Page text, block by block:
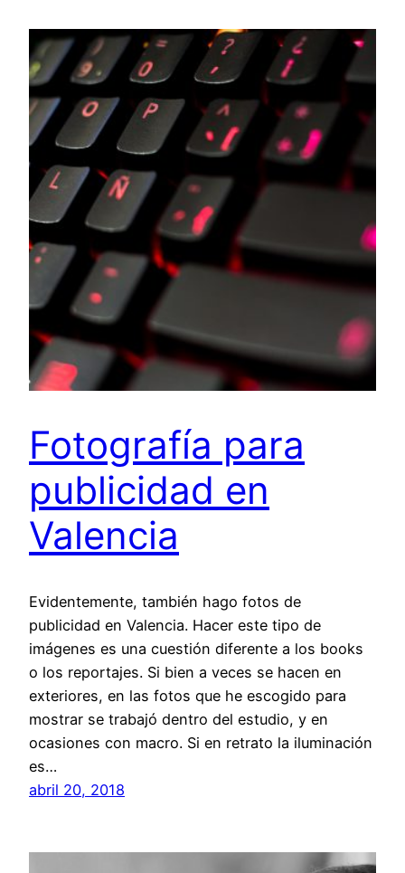
Fotografía para
publicidad en
Valencia
Evidentemente, también hago fotos de
publicidad en Valencia. Hacer este tipo de
imágenes es una cuestión diferente a los books
o los reportajes. Si bien a veces se hacen en
exteriores, en las fotos que he escogido para
mostrar se trabajó dentro del estudio, y en
ocasiones con macro. Si en retrato la iluminación
es…
abril 20, 2018